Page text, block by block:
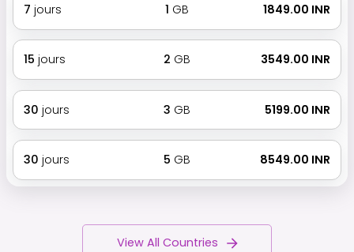
7 jours 1 GB ₹ 1849.00 INR
15 jours 2 GB ₹ 3549.00 INR
30 jours 3 GB ₹ 5199.00 INR
30 jours 5 GB ₹ 8549.00 INR
View All Countries